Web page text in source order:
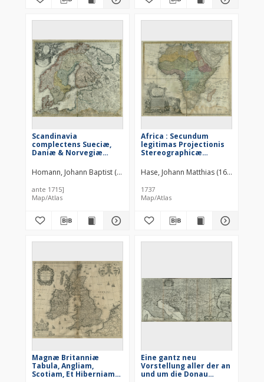
Scandinavia
complectens Sueciæ,
Daniæ & Norvegiæ
Homann, Johann Baptist (1664–1724)
ante 1715]
Map/Atlas
Africa : Secundum
legitimas Projectionis
Stereographicæ
recentissimas
relationes et
observationes in
subsidium vocatis
quoque veterum Leonis
Geographi [...]
Hase, Johann Matthias (1684–1742)
1737
Map/Atlas
Magnæ Britanniæ
Tabula, Angliam,
Scotiam, Et Hiberniam
Eine gantz neu
Vorstellung aller der an
und um die Donau